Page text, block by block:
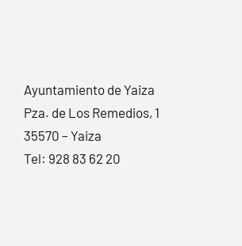
Ayuntamiento de Yaiza
Pza. de Los Remedios, 1
35570 – Yaiza
Tel: 928 83 62 20